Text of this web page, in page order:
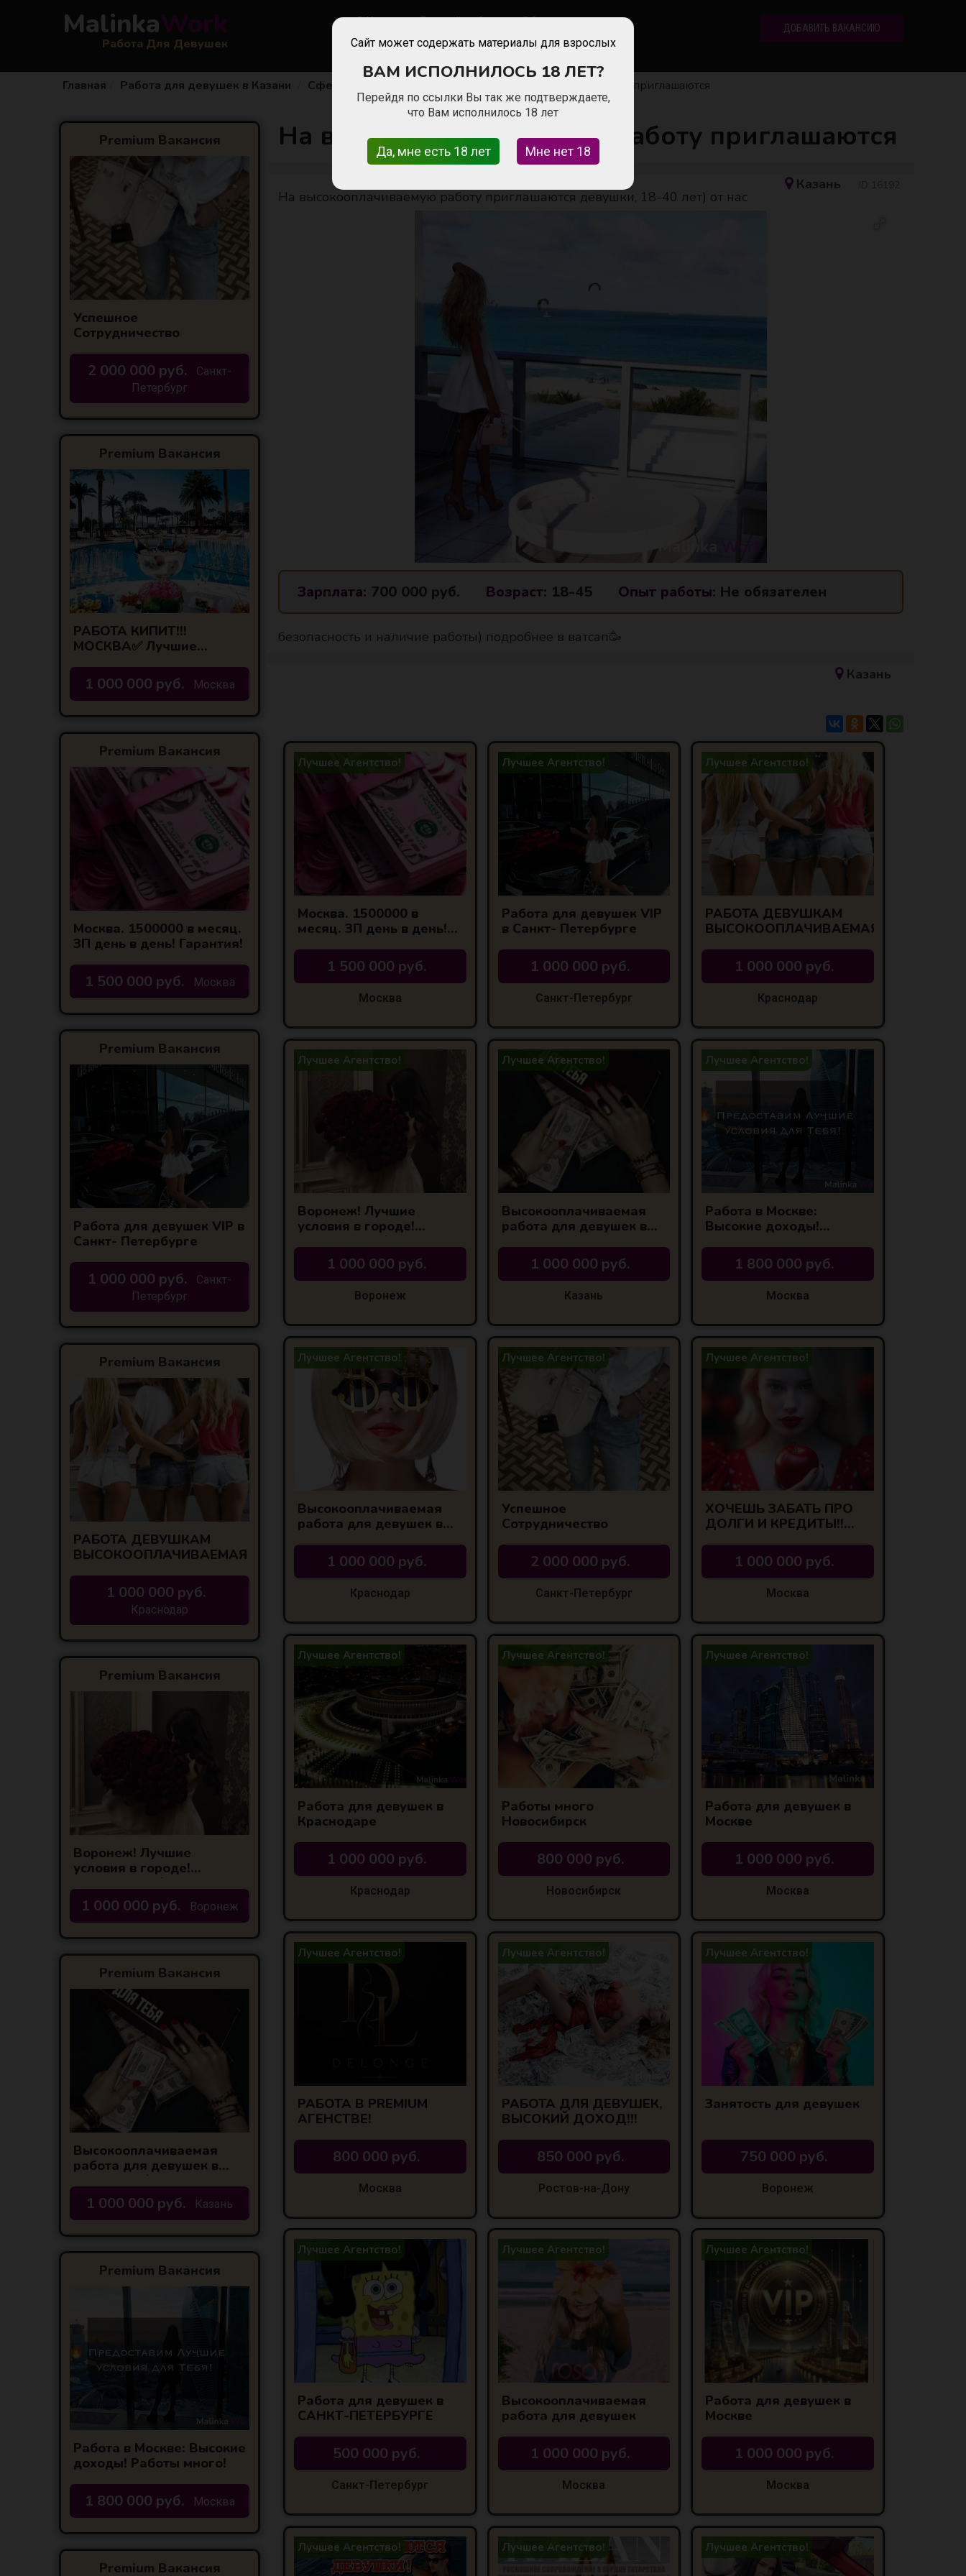
Malinka
Работа Для Девушек
Казань Личный кабинет Обратная связь ДОБАВИТЬ ВАКАНСИЮ
Главная Работа для девушек в Казани Сфера сопровождения На высокооплачиваемую работу приглашаются
Premium Вакансия
Успешное
Сотрудничество
2 000 000 руб.
Санкт-
Петербург
Premium Вакансия
РАБОТА КИПИТ!!!
МОСКВА✅ Лучшие
центральной России!
1 000 000 руб. Москва
Premium Вакансия
Москва. 1500000 в месяц.
ЗП день в день! Гарантия!
1 500 000 руб. Москва
Premium Вакансия
Работа для девушек VIP в
Санкт- Петербурге
1 000 000 руб.
Санкт-
Петербург
Premium Вакансия
РАБОТА ДЕВУШКАМ
ВЫСОКООПЛАЧИВАЕМАЯ
1 000 000 руб.
Краснодар
Premium Вакансия
Воронеж! Лучшие
условия в городе!
Высокий % З/П
1 000 000 руб. Воронеж
Premium Вакансия
Высокооплачиваемая
работа для девушек в
Казани! 60/40(ваши 60)
1 000 000 руб. Казань
Premium Вакансия
Работа в Москве: Высокие
доходы! Работы много!
1 800 000 руб. Москва
Premium Вакансия
На высокооплачиваемую работу приглашаются
Казань
Зарплата: 700 000 руб. Возраст: 18-45 Опыт работы: Не обязателен
На высокооплачиваемую работу приглашаются девушки, 18-40 лет) от нас
безопасность и наличие работы) подробнее в ватсап🥳
Казань
Лучшее Агентство!
Москва. 1500000 в
месяц. ЗП день в день!
1 500 000 руб.
Москва
Лучшее Агентство!
Работа для девушек VIP
в Санкт- Петербурге
1 000 000 руб.
Санкт-Петербург
Лучшее Агентство!
РАБОТА ДЕВУШКАМ
ВЫСОКООПЛАЧИВАЕМАЯ
1 000 000 руб.
Краснодар
Лучшее Агентство!
Воронеж! Лучшие
условия в городе!
Высокий % З/П
1 000 000 руб.
Воронеж
Лучшее Агентство!
Высокооплачиваемая
работа для девушек в
Казани! 60/40(ваши 60)
1 000 000 руб.
Казань
Лучшее Агентство!
Работа в Москве:
Высокие доходы!
1 800 000 руб.
Москва
Лучшее Агентство!
Высокооплачиваемая
работа для девушек в
1 000 000 руб.
Краснодар
Лучшее Агентство!
Успешное
Сотрудничество
2 000 000 руб.
Санкт-Петербург
Лучшее Агентство!
ХОЧЕШЬ ЗАБАТЬ ПРО
ДОЛГИ И КРЕДИТЫ!!
1 000 000 руб.
Москва
Лучшее Агентство!
Работа для девушек в
Краснодаре
1 000 000 руб.
Краснодар
Лучшее Агентство!
Работы много
Новосибирск
800 000 руб.
Новосибирск
Лучшее Агентство!
Работа для девушек в
Москве
1 000 000 руб.
Москва
Лучшее Агентство!
РАБОТА В PREMIUM
АГЕНСТВЕ!
800 000 руб.
Москва
Лучшее Агентство!
РАБОТА ДЛЯ ДЕВУШЕК,
ВЫСОКИЙ ДОХОД!!!
850 000 руб.
Ростов-на-Дону
Лучшее Агентство!
Занятость для девушек
750 000 руб.
Воронеж
Лучшее Агентство!
Работа для девушек в
САНКТ-ПЕТЕРБУРГЕ
500 000 руб.
Санкт-Петербург
Лучшее Агентство!
Высокооплачиваемая
работа для девушек
1 000 000 руб.
Москва
Лучшее Агентство!
Работа для девушек в
Москве
1 000 000 руб.
Москва
Лучшее Агентство! Лучшее Агентство! Лучшее Агентство!
Сайт может содержать материалы для взрослых
ВАМ ИСПОЛНИЛОСЬ 18 ЛЕТ?
Перейдя по ссылки Вы так же подтверждаете,
что Вам исполнилось 18 лет
Да, мне есть 18 лет Мне нет 18